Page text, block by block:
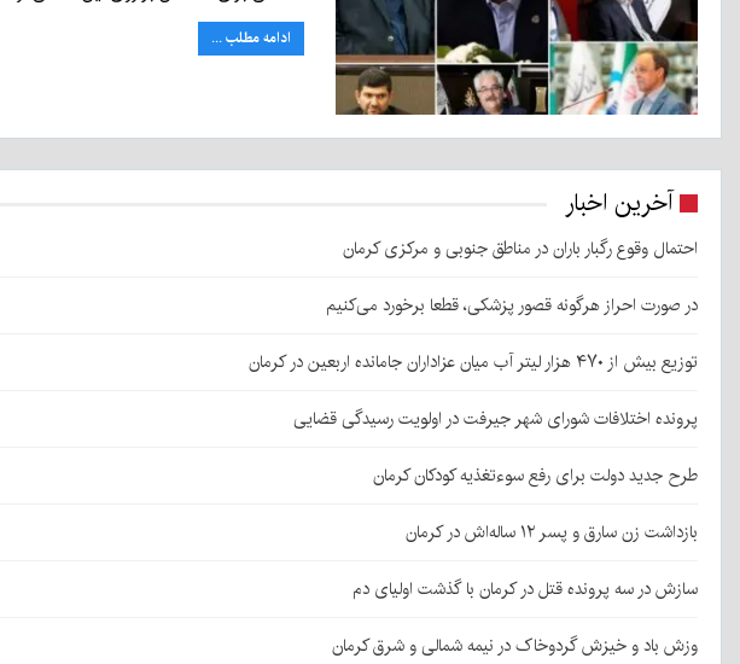
ادامه مطلب ...
آخرین اخبار
احتمال وقوع رگبار باران در مناطق جنوبی و مرکزی کرمان
در صورت احراز هرگونه قصور پزشکی، قطعا برخورد می‌کنیم
توزیع بیش از ۴۷۰ هزار لیتر آب میان عزاداران جامانده اربعین در کرمان
پرونده اختلافات شورای شهر جیرفت در اولویت رسیدگی قضایی
طرح جدید دولت برای رفع سوءتغذیه کودکان کرمان
بازداشت زن سارق و پسر ۱۲ ساله‌اش در کرمان
سازش در سه پرونده قتل در کرمان با گذشت اولیای دم
وزش باد و خیزش گردوخاک در نیمه شمالی و شرق کرمان